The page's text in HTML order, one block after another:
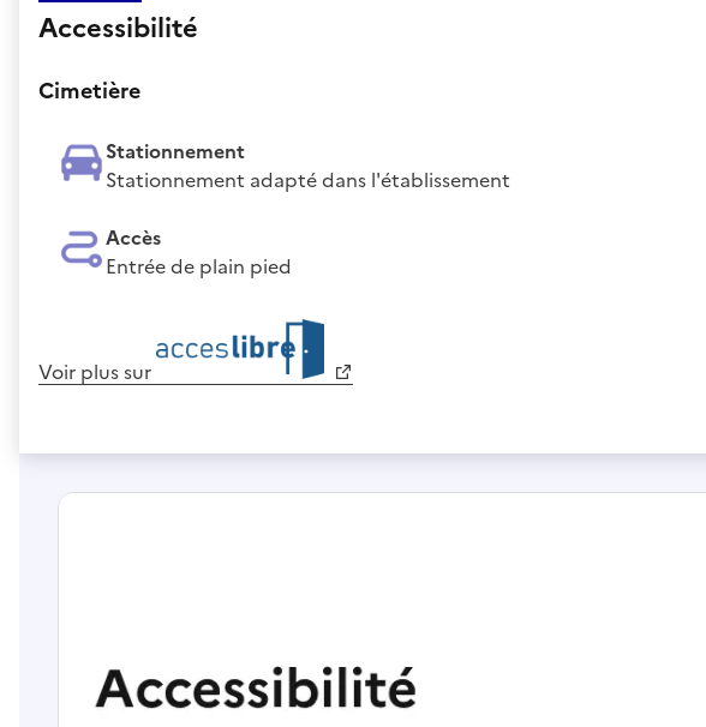
Accessibilité
Cimetière
Stationnement
Stationnement adapté dans l'établissement
Accès
Entrée de plain pied
Voir plus sur